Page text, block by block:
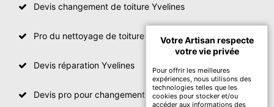
Devis changement de toiture Yvelines
Pro du nettoyage de toiture
Devis réparation Yvelines
Devis pro pour changement de toiture Yvelines
Votre Artisan respecte
votre vie privée
Pour offrir les meilleures
expériences, nous utilisons des
technologies telles que les
cookies pour stocker et/ou
accéder aux informations des